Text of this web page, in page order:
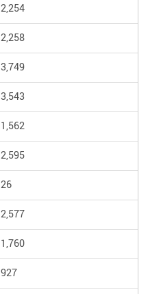
2,254
2,258
3,749
3,543
1,562
2,595
26
2,577
1,760
927